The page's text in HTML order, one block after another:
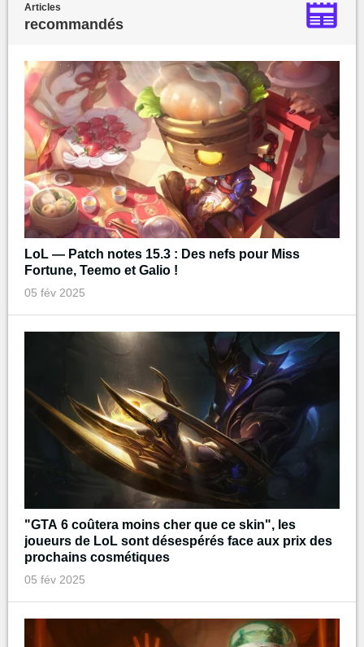
Articles
recommandés
LoL — Patch notes 15.3 : Des nefs pour Miss
Fortune, Teemo et Galio !
05 fév 2025
"GTA 6 coûtera moins cher que ce skin", les
joueurs de LoL sont désespérés face aux prix des
prochains cosmétiques
05 fév 2025